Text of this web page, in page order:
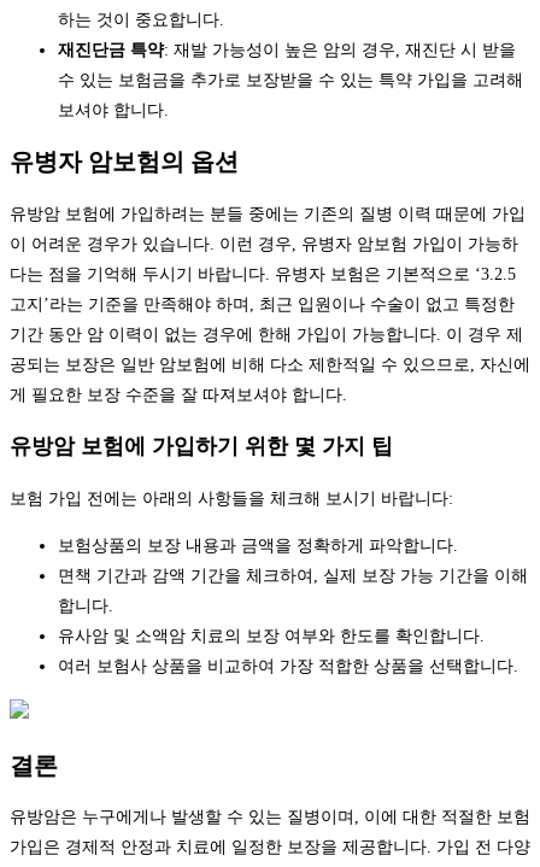
하는 것이 중요합니다.
재진단금 특약: 재발 가능성이 높은 암의 경우, 재진단 시 받을
수 있는 보험금을 추가로 보장받을 수 있는 특약 가입을 고려해
보셔야 합니다.
유병자 암보험의 옵션
유방암 보험에 가입하려는 분들 중에는 기존의 질병 이력 때문에 가입
이 어려운 경우가 있습니다. 이런 경우, 유병자 암보험 가입이 가능하
다는 점을 기억해 두시기 바랍니다. 유병자 보험은 기본적으로 ‘3.2.5
고지’라는 기준을 만족해야 하며, 최근 입원이나 수술이 없고 특정한
기간 동안 암 이력이 없는 경우에 한해 가입이 가능합니다. 이 경우 제
공되는 보장은 일반 암보험에 비해 다소 제한적일 수 있으므로, 자신에
게 필요한 보장 수준을 잘 따져보셔야 합니다.
유방암 보험에 가입하기 위한 몇 가지 팁
보험 가입 전에는 아래의 사항들을 체크해 보시기 바랍니다:
보험상품의 보장 내용과 금액을 정확하게 파악합니다.
면책 기간과 감액 기간을 체크하여, 실제 보장 가능 기간을 이해
합니다.
유사암 및 소액암 치료의 보장 여부와 한도를 확인합니다.
여러 보험사 상품을 비교하여 가장 적합한 상품을 선택합니다.
결론
유방암은 누구에게나 발생할 수 있는 질병이며, 이에 대한 적절한 보험
가입은 경제적 안정과 치료에 일정한 보장을 제공합니다. 가입 전 다양